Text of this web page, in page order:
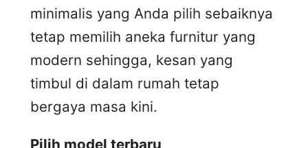
minimalis yang Anda pilih sebaiknya
tetap memilih aneka furnitur yang
modern sehingga, kesan yang
timbul di dalam rumah tetap
bergaya masa kini.
Pilih model terbaru